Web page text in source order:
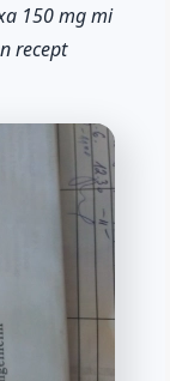
150 mg mi
recept